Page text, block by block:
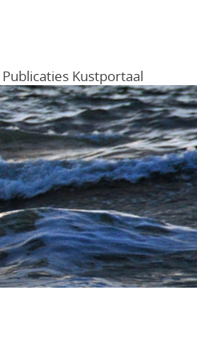
Menu
Publicaties Kustportaal